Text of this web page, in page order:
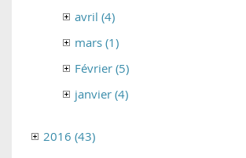
avril (4)
mars (1)
Février (5)
janvier (4)
2016 (43)